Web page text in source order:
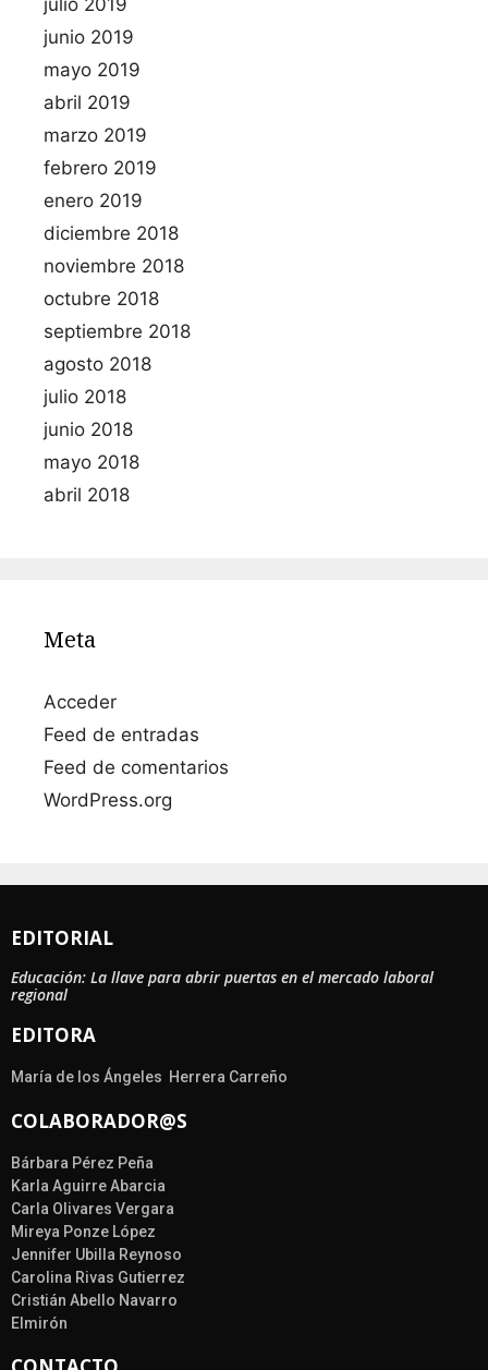
julio 2019
junio 2019
mayo 2019
abril 2019
marzo 2019
febrero 2019
enero 2019
diciembre 2018
noviembre 2018
octubre 2018
septiembre 2018
agosto 2018
julio 2018
junio 2018
mayo 2018
abril 2018
Meta
Acceder
Feed de entradas
Feed de comentarios
WordPress.org
EDITORIAL
Educación: La llave para abrir puertas en el mercado laboral
regional
EDITORA
María de los Ángeles Herrera Carreño
COLABORADOR@S
Bárbara Pérez Peña
Karla Aguirre Abarcia
Carla Olivares Vergara
Mireya Ponze López
Jennifer Ubilla Reynoso
Carolina Rivas Gutierrez
Cristián Abello Navarro
Elmirón